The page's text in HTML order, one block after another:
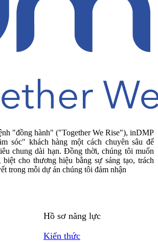
"đồng hành" ("Together We Rise"), inDMP
sóc" khách hàng một cách chuyên sâu để
chung dài hạn. Đồng thời, chúng tôi muốn
biệt cho thương hiệu bằng sự sáng tạo, trách
trong mỗi dự án chúng tôi đảm nhận
Hồ sơ năng lực
Kiến thức